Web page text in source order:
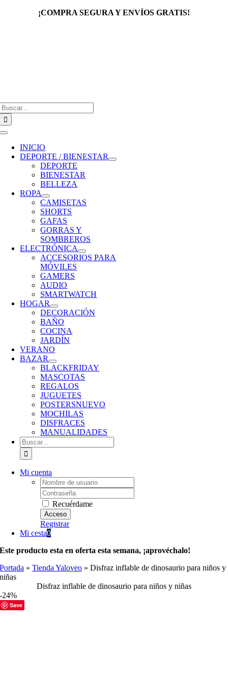
¡COMPRA SEGURA Y ENVÍOS GRATIS!
Toggle
Navigation
INICIO
DEPORTE / BIENESTAR
DEPORTE
BIENESTAR
BELLEZA
ROPA
CAMISETAS
SHORTS
GAFAS
GORRAS Y
SOMBREROS
ELECTRÓNICA
ACCESORIOS PARA
MÓVILES
GAMERS
AUDIO
SMARTWATCH
HOGAR
DECORACIÓN
BAÑO
COCINA
JARDÍN
VERANO
BAZAR
BLACKFRIDAY
MASCOTAS
REGALOS
JUGUETES
POSTERSNUEVO
MOCHILAS
DISFRACES
MANUALIDADES
Buscar:
Mi cuenta
Username:
Password:
Recuérdame
Registrar
Mi cesta0
Este producto esta en oferta esta semana, ¡aprovéchalo!
Portada »Tienda Yaloveo »Disfraz inflable de dinosaurio para niños y
niñas
Disfraz inflable de dinosaurio para niños y niñas
-24%
Save